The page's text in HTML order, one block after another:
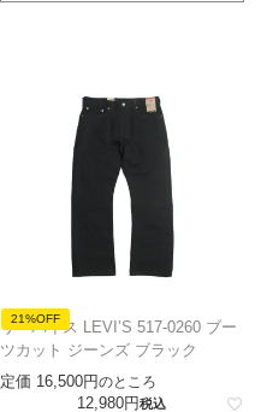
21%OFF
リーバイス LEVI’S 517-0260 ブー
ツカット ジーンズ ブラック
定価 16,500 のところ
12,980 税込